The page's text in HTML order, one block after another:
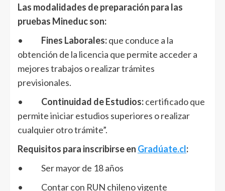
Las modalidades de preparación para las
pruebas Mineduc son:
• Fines Laborales:que conduce a la
obtención de la licencia que permite acceder a
mejores trabajos o realizar trámites
previsionales.
• Continuidad de Estudios:certificado que
permite iniciar estudios superiores o realizar
cualquier otro trámite”.
Requisitos para inscribirse en Gradúate.cl:
• Ser mayor de 18 años
• Contar con RUN chileno vigente